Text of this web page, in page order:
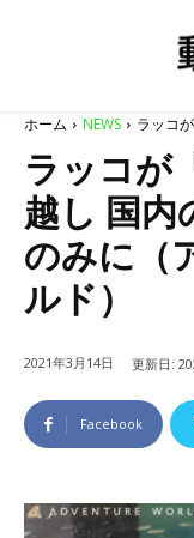
ホーム NEWS ラッコ
ラッコが
越し 国内
のみに（
ルド）
2021年3月14日 更新日:
Facebook